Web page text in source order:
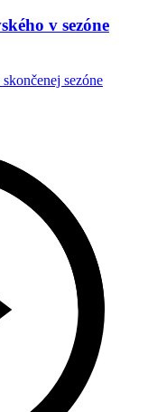
v sezóne
sezóne